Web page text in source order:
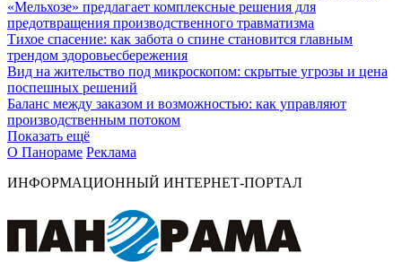
«Мельхозе» предлагает комплексные решения для
предотвращения производственного травматизма
Тихое спасение: как забота о спине становится главным
трендом здоровьесбережения
Вид на жительство под микроскопом: скрытые угрозы и цена
поспешных решений
Баланс между заказом и возможностью: как управляют
производственным потоком
Показать ещё
О Панораме Реклама
ИНФОРМАЦИОННЫЙ ИНТЕРНЕТ-ПОРТАЛ